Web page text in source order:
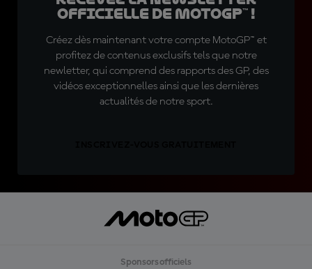
officielle de MotoGP™ !
Créez dès maintenant votre compte MotoGP™ et
profitez de contenus exclusifs tels que notre
newletter, qui comprend des rapports des GP, des
vidéos exceptionnelles ainsi que les dernières
actualités de notre sport.
Sponsors officiels